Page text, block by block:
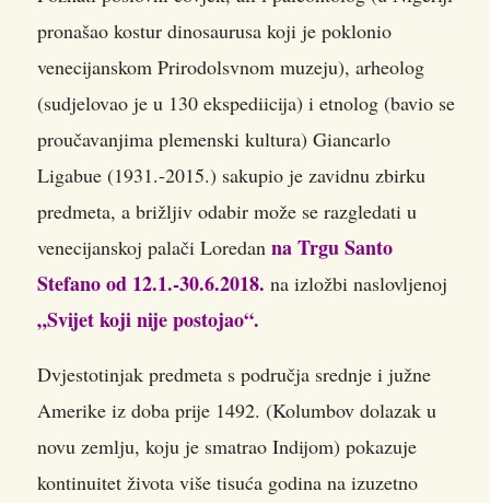
pronašao kostur dinosaurusa koji je poklonio
venecijanskom Prirodolsvnom muzeju), arheolog
(sudjelovao je u 130 ekspediicija) i etnolog (bavio se
proučavanjima plemenski kultura) Giancarlo
Ligabue (1931.-2015.) sakupio je zavidnu zbirku
predmeta, a brižljiv odabir može se razgledati u
venecijanskoj palači Loredan na Trgu Santo
Stefano od 12.1.-30.6.2018. na izložbi naslovljenoj
„Svijet koji nije postojao“.
Dvjestotinjak predmeta s područja srednje i južne
Amerike iz doba prije 1492. (Kolumbov dolazak u
novu zemlju, koju je smatrao Indijom) pokazuje
kontinuitet života više tisuća godina na izuzetno